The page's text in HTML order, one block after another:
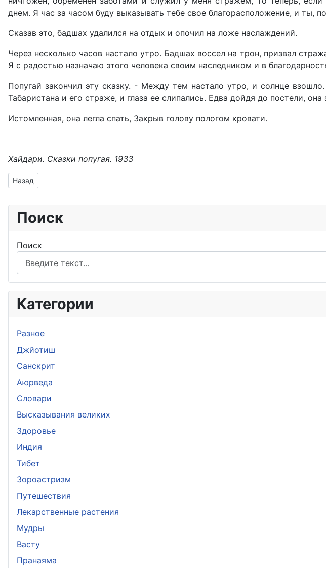
днем. Я час за часом буду выказывать тебе свое благорасположение, и ты,
Сказав это, бадшах удалился на отдых и опочил на ложе наслаждений.
Через несколько часов настало утро. Бадшах воссел на трон, призвал
Я с радостью назначаю этого человека своим наследником и в
Попугай закончил эту сказку. - Между тем настало утро, и солнце
Табаристана и его страже, и глаза ее слипались. Едва дойдя до постели, она
Истомленная, она легла спать, Закрыв голову пологом кровати.
Хайдари. Сказки попугая. 1933
Предыдущий: Рассказ о том, как Худжаста влюбилась в принца
Назад
Поиск
Поиск
Категории
Разное
Джйотиш
Санскрит
Аюрведа
Словари
Высказывания великих
Здоровье
Индия
Тибет
Зороастризм
Путешествия
Лекарственные растения
Мудры
Васту
Пранаяма